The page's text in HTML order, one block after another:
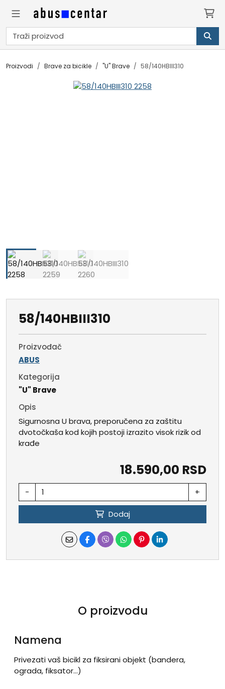
Proizvodi Brave za bicikle "U" Brave 58/140HBIII310
58/140HBIII310
Proizvođač
ABUS
Kategorija
"U" Brave
Opis
Sigurnosna U brava, preporučena za zaštitu
dvotočkaša kod kojih postoji izrazito visok rizik od
krađe
18.590,00 RSD
- +
Dodaj
O proizvodu
Namena
Privezati vaš bicikl za fiksirani objekt (bandera,
ograda, fiksator…)